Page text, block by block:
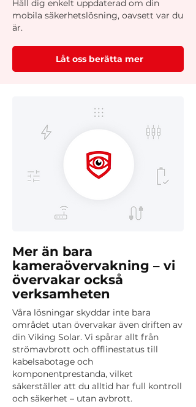
Håll dig enkelt uppdaterad om din
mobila säkerhetslösning, oavsett var du
är.
Låt oss berätta mer
Mer än bara
kameraövervakning – vi
övervakar också
verksamheten
Våra lösningar skyddar inte bara
området utan övervakar även driften av
din Viking Solar. Vi spårar allt från
strömavbrott och offlinestatus till
kabelsabotage och
komponentprestanda, vilket
säkerställer att du alltid har full kontroll
och säkerhet – utan avbrott.